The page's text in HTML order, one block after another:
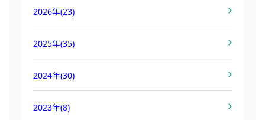
2026年(23)
2025年(35)
2024年(30)
2023年(8)